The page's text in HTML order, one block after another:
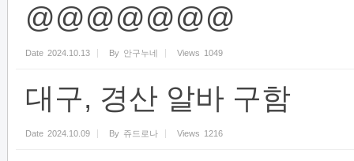
@@@@@@@
Date 2024.10.13 By 안구누네 Views 1049
대구, 경산 알바 구함
Date 2024.10.09 By 쥬드로나 Views 1216